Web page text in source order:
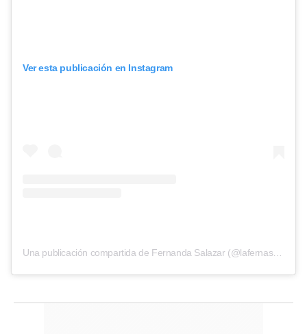
Ver esta publicación en Instagram
Una publicación compartida de Fernanda Salazar (@lafernasalazar)